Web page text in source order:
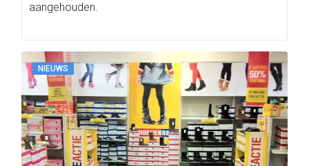
aangehouden.
NIEUWS